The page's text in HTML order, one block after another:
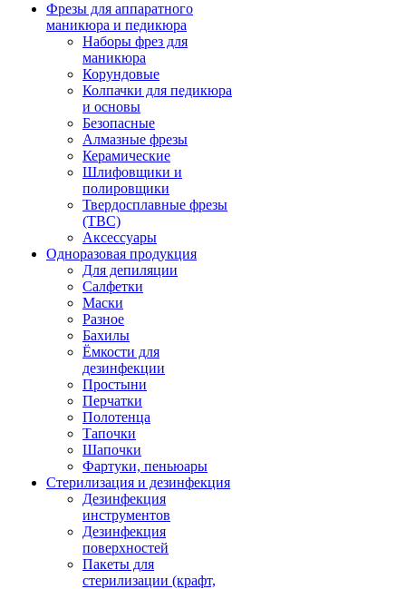
Фрезы для аппаратного
маникюра и педикюра
Наборы фрез для
маникюра
Корундовые
Колпачки для педикюра
и основы
Безопасные
Алмазные фрезы
Керамические
Шлифовщики и
полировщики
Твердосплавные фрезы
(ТВС)
Аксессуары
Одноразовая продукция
Для депиляции
Салфетки
Маски
Разное
Бахилы
Ёмкости для
дезинфекции
Простыни
Перчатки
Полотенца
Тапочки
Шапочки
Фартуки, пеньюары
Стерилизация и дезинфекция
Дезинфекция
инструментов
Дезинфекция
поверхностей
Пакеты для
стерилизации (крафт,